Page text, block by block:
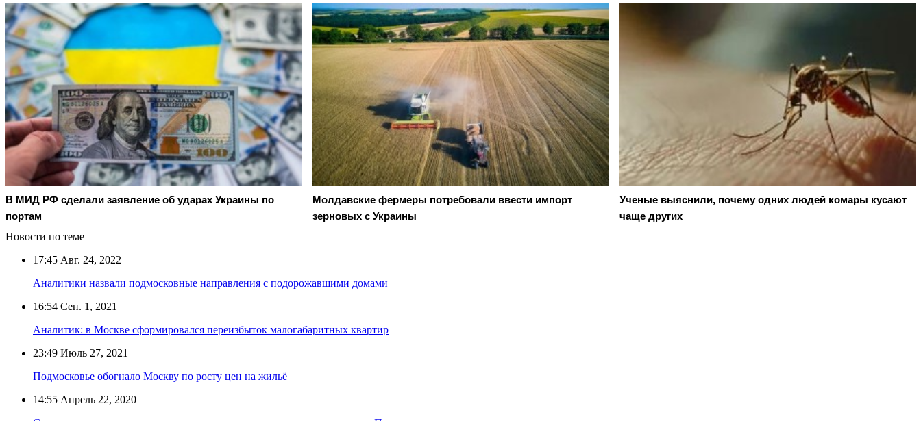
В МИД РФ сделали заявление об ударах Украины по
портам
Молдавские фермеры потребовали ввести импорт
зерновых с Украины
Ученые выяснили, почему одних людей комары кусают
чаще других
Новости по теме
17:45 Авг. 24, 2022
Аналитики назвали подмосковные направления с подорожавшими домами
16:54 Сен. 1, 2021
Аналитик: в Москве сформировался переизбыток малогабаритных квартир
23:49 Июль 27, 2021
Подмосковье обогнало Москву по росту цен на жильё
14:55 Апрель 22, 2020